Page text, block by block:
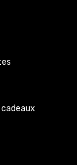
cadeaux